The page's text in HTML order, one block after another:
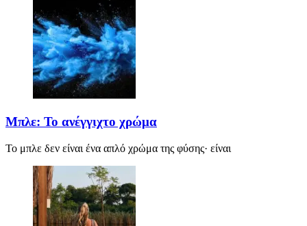
Μπλε: Το ανέγγιχτο χρώμα
Το μπλε δεν είναι ένα απλό χρώμα της φύσης· είναι